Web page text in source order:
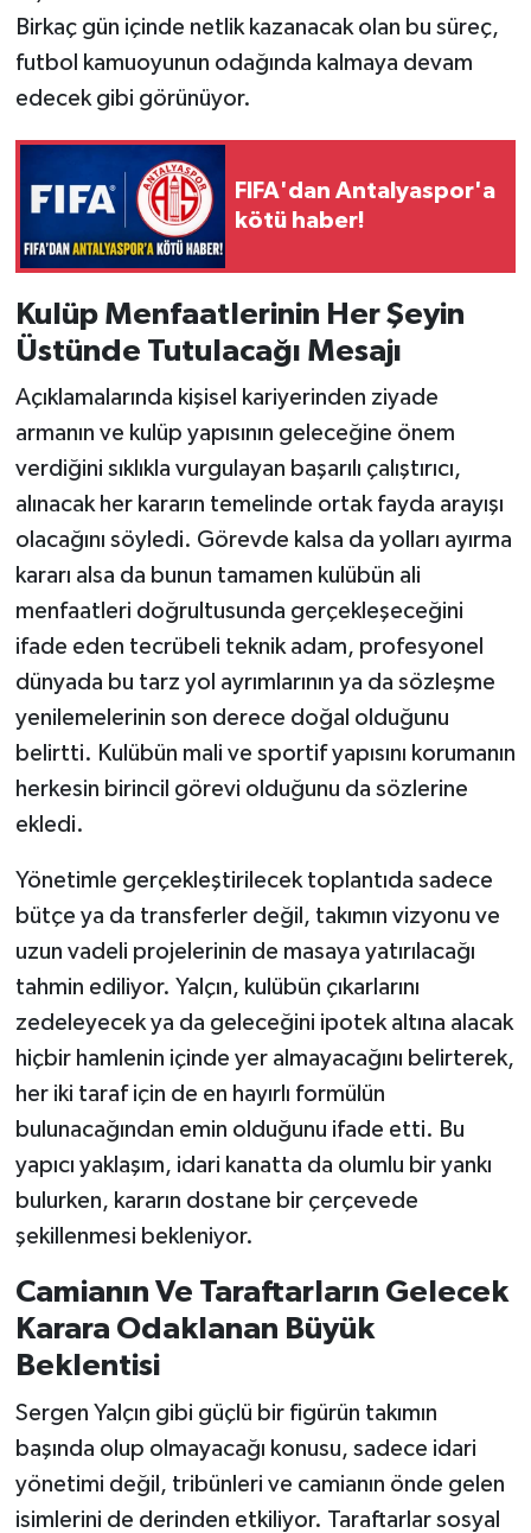
Birkaç gün içinde netlik kazanacak olan bu süreç,
futbol kamuoyunun odağında kalmaya devam
edecek gibi görünüyor.
FIFA'dan Antalyaspor'a
kötü haber!
Kulüp Menfaatlerinin Her Şeyin
Üstünde Tutulacağı Mesajı
Açıklamalarında kişisel kariyerinden ziyade
armanın ve kulüp yapısının geleceğine önem
verdiğini sıklıkla vurgulayan başarılı çalıştırıcı,
alınacak her kararın temelinde ortak fayda arayışı
olacağını söyledi. Görevde kalsa da yolları ayırma
kararı alsa da bunun tamamen kulübün ali
menfaatleri doğrultusunda gerçekleşeceğini
ifade eden tecrübeli teknik adam, profesyonel
dünyada bu tarz yol ayrımlarının ya da sözleşme
yenilemelerinin son derece doğal olduğunu
belirtti. Kulübün mali ve sportif yapısını korumanın
herkesin birincil görevi olduğunu da sözlerine
ekledi.
Yönetimle gerçekleştirilecek toplantıda sadece
bütçe ya da transferler değil, takımın vizyonu ve
uzun vadeli projelerinin de masaya yatırılacağı
tahmin ediliyor. Yalçın, kulübün çıkarlarını
zedeleyecek ya da geleceğini ipotek altına alacak
hiçbir hamlenin içinde yer almayacağını belirterek,
her iki taraf için de en hayırlı formülün
bulunacağından emin olduğunu ifade etti. Bu
yapıcı yaklaşım, idari kanatta da olumlu bir yankı
bulurken, kararın dostane bir çerçevede
şekillenmesi bekleniyor.
Camianın Ve Taraftarların Gelecek
Karara Odaklanan Büyük
Beklentisi
Sergen Yalçın gibi güçlü bir figürün takımın
başında olup olmayacağı konusu, sadece idari
yönetimi değil, tribünleri ve camianın önde gelen
isimlerini de derinden etkiliyor. Taraftarlar sosyal